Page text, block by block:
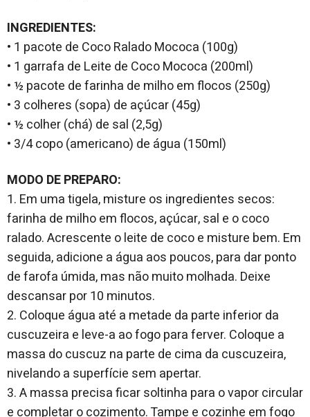
INGREDIENTES:
• 1 pacote de Coco Ralado Mococa (100g)
• 1 garrafa de Leite de Coco Mococa (200ml)
• ½ pacote de farinha de milho em flocos (250g)
• 3 colheres (sopa) de açúcar (45g)
• ½ colher (chá) de sal (2,5g)
• 3/4 copo (americano) de água (150ml)
MODO DE PREPARO:
1. Em uma tigela, misture os ingredientes secos:
farinha de milho em flocos, açúcar, sal e o coco
ralado. Acrescente o leite de coco e misture bem. Em
seguida, adicione a água aos poucos, para dar ponto
de farofa úmida, mas não muito molhada. Deixe
descansar por 10 minutos.
2. Coloque água até a metade da parte inferior da
cuscuzeira e leve-a ao fogo para ferver. Coloque a
massa do cuscuz na parte de cima da cuscuzeira,
nivelando a superfície sem apertar.
3. A massa precisa ficar soltinha para o vapor circular
e completar o cozimento. Tampe e cozinhe em fogo